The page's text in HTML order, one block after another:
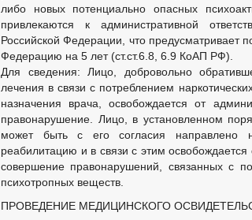
либо новых потенциально опасных
привлекаются к административной
Российской Федерации, что предусматривает
Федерацию на 5 лет (ст.ст.6.8, 6.9 КоАП РФ).
Для сведения: Лицо, добровольно
лечения в связи с потреблением
назначения врача, освобождается от
правонарушение. Лицо, в установленном
может быть с его согласия направлено
реабилитацию и в связи с этим освобождается
совершение правонарушений, связанных с
психотропных веществ.
ПРОВЕДЕНИЕ МЕДИЦИНСКОГО